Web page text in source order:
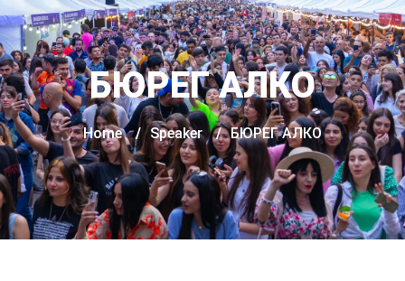
БЮРЕГ АЛКО
Home / Speaker / БЮРЕГ АЛКО